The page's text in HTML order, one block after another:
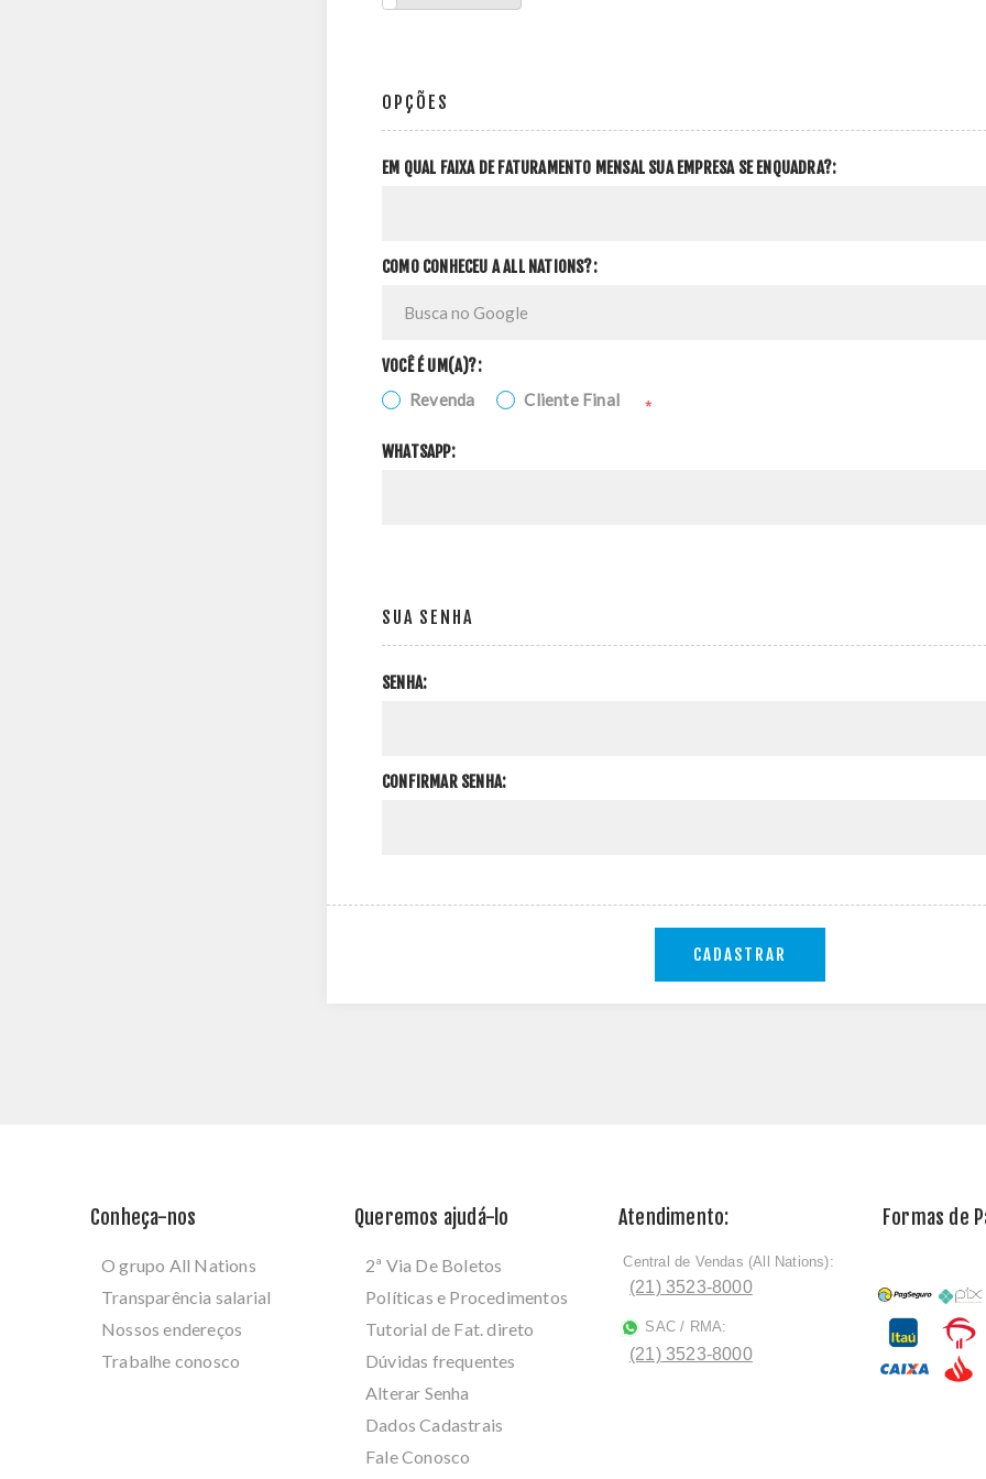
OPÇÕES
EM QUAL FAIXA DE FATURAMENTO MENSAL SUA EMPRESA SE ENQUADRA?:
COMO CONHECEU A ALL NATIONS?:
VOCÊ É UM(A)?:
Revenda Cliente Final *
WHATSAPP:
SUA SENHA
SENHA:
CONFIRMAR SENHA:
CADASTRAR
Conheça-nos
O grupo All Nations
Transparência salarial
Nossos endereços
Trabalhe conosco
Queremos ajudá-lo
2ª Via De Boletos
Políticas e Procedimentos
Tutorial de Fat. direto
Dúvidas frequentes
Alterar Senha
Dados Cadastrais
Fale Conosco
Atendimento:
ﾠCentral de Vendas (All Nations):
(21) 3523-8000
SAC / RMA:
(21) 3523-8000
Formas de